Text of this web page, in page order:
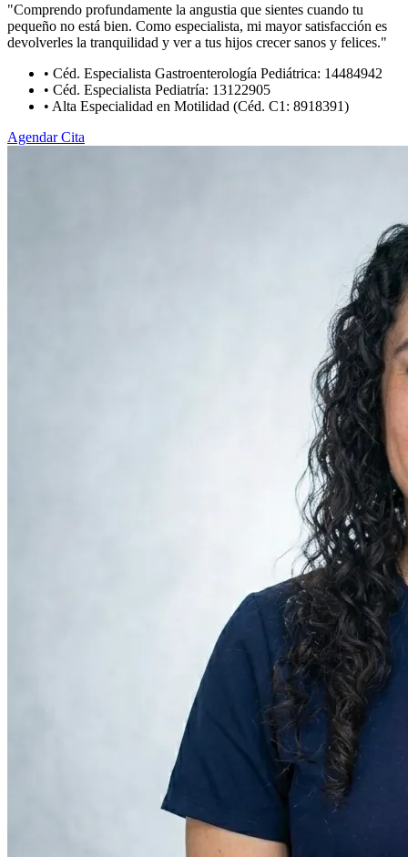
"Comprendo profundamente la angustia que sientes cuando tu
pequeño no está bien. Como especialista, mi mayor satisfacción es
devolverles la tranquilidad y ver a tus hijos crecer sanos y felices."
• Céd. Especialista Gastroenterología Pediátrica: 14484942
• Céd. Especialista Pediatría: 13122905
• Alta Especialidad en Motilidad (Céd. C1: 8918391)
Agendar Cita